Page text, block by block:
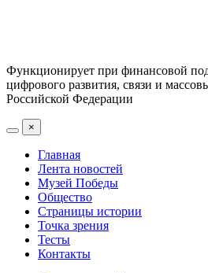
Функционирует при финансовой
цифрового развития, связи и
Российской Федерации
×
Главная
Лента новостей
Музей Победы
Общество
Страницы истории
Точка зрения
Тесты
Контакты